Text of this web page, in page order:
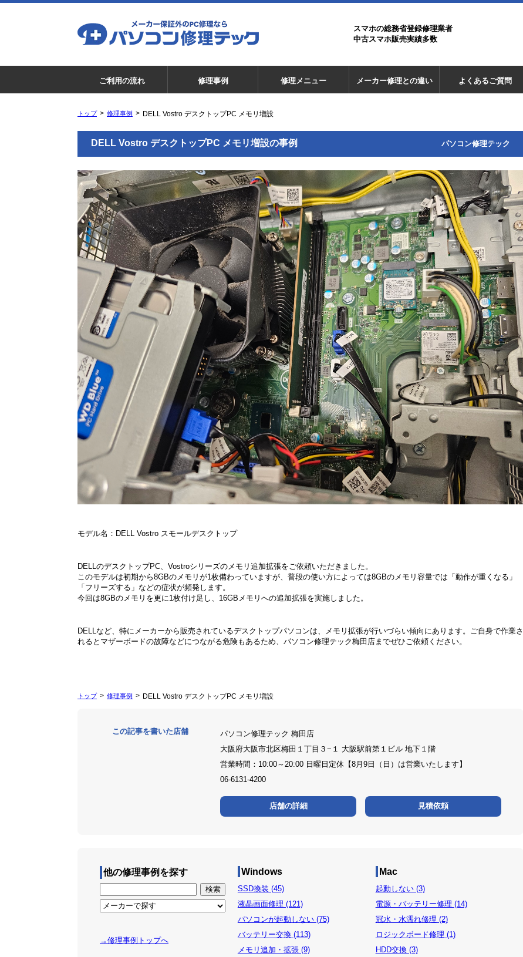
スマホの総務省登録修理業者
中古スマホ販売実績多数
ご利用の流れ 修理事例 修理メニュー メーカー修理との違い よくあるご質問
トップ 修理事例 DELL Vostro デスクトップPC メモリ増設
DELL Vostro デスクトップPC メモリ増設の事例 パソコン修理テック
モデル名：DELL Vostro スモールデスクトップ
DELLのデスクトップPC、Vostroシリーズのメモリ追加拡張をご依頼いただきました。
このモデルは初期から8GBのメモリが1枚備わっていますが、普段の使い方によっては8GBのメモリ容量では「動作が重くなる」
「フリーズする」などの症状が頻発します。
今回は8GBのメモリを更に1枚付け足し、16GBメモリへの追加拡張を実施しました。
DELLなど、特にメーカーから販売されているデスクトップパソコンは、メモリ拡張が行いづらい傾向にあります。ご自身で作業さ
れるとマザーボードの故障などにつながる危険もあるため、パソコン修理テック梅田店までぜひご依頼ください。
トップ 修理事例 DELL Vostro デスクトップPC メモリ増設
この記事を書いた店舗
パソコン修理テック 梅田店
大阪府大阪市北区梅田１丁目３−１ 大阪駅前第１ビル 地下１階
営業時間：10:00～20:00 日曜日定休【8月9日（日）は営業いたします】
06-6131-4200
店舗の詳細 見積依頼
他の修理事例を探す
→修理事例トップへ
Windows
SSD換装 (45)
液晶画面修理 (121)
パソコンが起動しない (75)
バッテリー交換 (113)
メモリ追加・拡張 (9)
Mac
起動しない (3)
電源・バッテリー修理 (14)
冠水・水濡れ修理 (2)
ロジックボード修理 (1)
HDD交換 (3)